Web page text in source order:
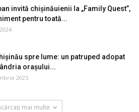
invită chișinăuienii la „Family Quest”,
pentru toată...
spre lume: un patruped adopat
orașului...
2025
mai multe